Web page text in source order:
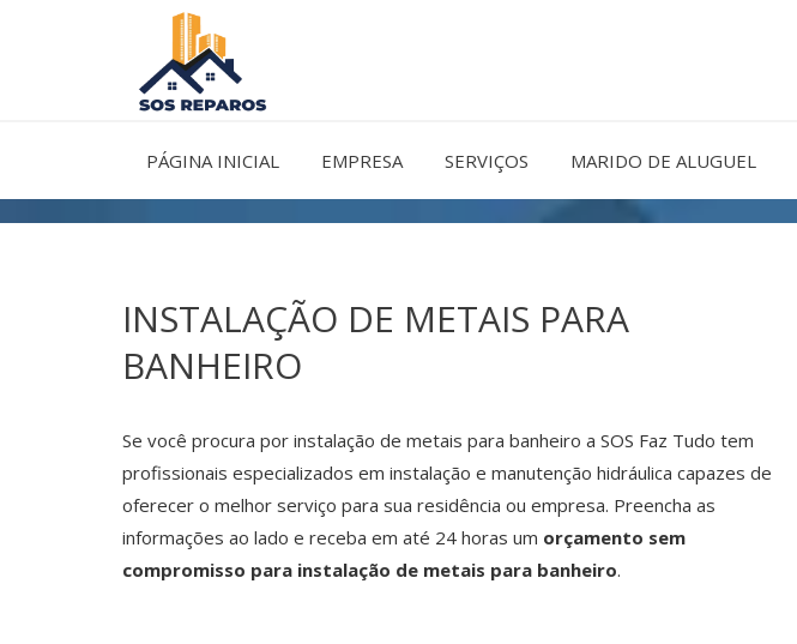
PÁGINA INICIAL EMPRESA SERVIÇOS MARIDO DE ALUGUEL
INSTALAÇÃO DE METAIS PARA
BANHEIRO
Se você procura por instalação de metais para banheiro a SOS Faz Tudo tem
profissionais especializados em instalação e manutenção hidráulica capazes de
oferecer o melhor serviço para sua residência ou empresa. Preencha as
informações ao lado e receba em até 24 horas um orçamento sem
compromisso para instalação de metais para banheiro.